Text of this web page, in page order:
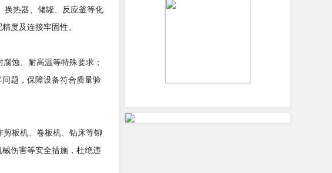
换热器、储罐、反应釜等化
度及连接牢固性。
蚀、耐高温等特殊要求；
题，保障设备符合质量验
板机、卷板机、钻床等铆
伤害等安全措施，杜绝违